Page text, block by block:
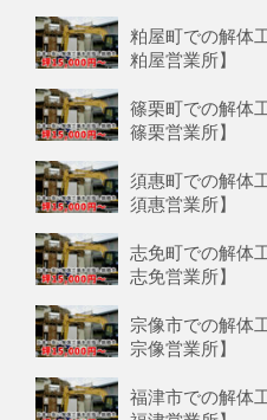
粕屋町での解体
粕屋営業所】
篠栗町での解体
篠栗営業所】
須惠町での解体
須惠営業所】
志免町での解体
志免営業所】
宗像市での解体
宗像営業所】
福津市での解体